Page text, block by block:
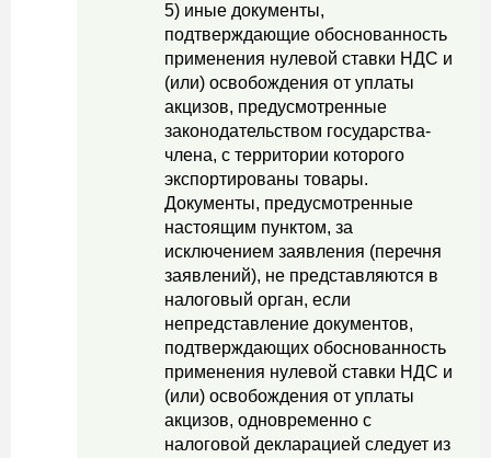
5) иные документы,
подтверждающие обоснованность
применения нулевой ставки НДС и
(или) освобождения от уплаты
акцизов, предусмотренные
законодательством государства-
члена, с территории которого
экспортированы товары.
Документы, предусмотренные
настоящим пунктом, за
исключением заявления (перечня
заявлений), не представляются в
налоговый орган, если
непредставление документов,
подтверждающих обоснованность
применения нулевой ставки НДС и
(или) освобождения от уплаты
акцизов, одновременно с
налоговой декларацией следует из